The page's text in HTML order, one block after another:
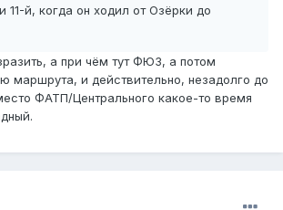
й, когда он ходил от Озёрки до
а при чём тут ФЮЗ, а потом
маршрута, и действительно, незадолго до
ФАТП/Центрального какое-то время